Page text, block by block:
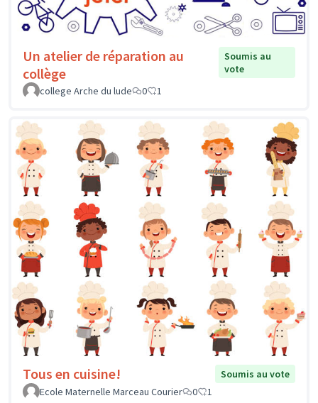
Un atelier de réparation au
collège
Soumis au
vote
college Arche du lude
0 1
Tous en cuisine!
Soumis au vote
Ecole Maternelle Marceau Courier
0 1